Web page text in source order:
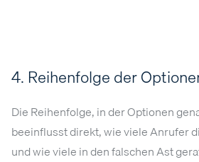
4. Reihenfolge der
Die Reihenfolge, in der Optionen
beeinflusst direkt, wie viele Anrufer
und wie viele in den falschen Ast